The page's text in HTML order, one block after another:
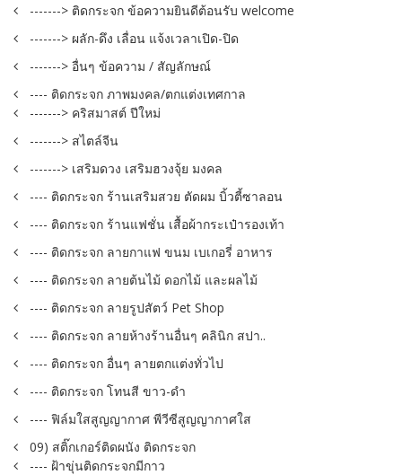
-------> ติดกระจก ข้อความยินดีต้อนรับ welcome
-------> ผลัก-ดึง เลื่อน แจ้งเวลาเปิด-ปิด
-------> อื่นๆ ข้อความ / สัญลักษณ์
---- ติดกระจก ภาพมงคล/ตกแต่งเทศกาล
-------> คริสมาสต์ ปีใหม่
-------> สไตล์จีน
-------> เสริมดวง เสริมฮวงจุ้ย มงคล
---- ติดกระจก ร้านเสริมสวย ตัดผม บิ้วตี้ซาลอน
---- ติดกระจก ร้านแฟชั่น เสื้อผ้ากระเป๋ารองเท้า
---- ติดกระจก ลายกาแฟ ขนม เบเกอรี่ อาหาร
---- ติดกระจก ลายต้นไม้ ดอกไม้ และผลไม้
---- ติดกระจก ลายรูปสัตว์ Pet Shop
---- ติดกระจก ลายห้างร้านอื่นๆ คลินิก สปา..
---- ติดกระจก อื่นๆ ลายตกแต่งทั่วไป
---- ติดกระจก โทนสี ขาว-ดำ
---- ฟิล์มใสสูญญากาศ พีวีซีสูญญากาศใส
09) สติ๊กเกอร์ติดผนัง ติดกระจก
---- ฝ้าขุ่นติดกระจกมีกาว